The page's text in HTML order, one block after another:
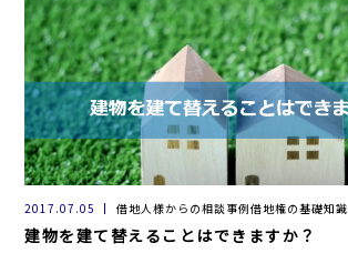
2017.07.05 借地人様からの相談事例借地権の基礎知識
建物を建て替えることはできますか？